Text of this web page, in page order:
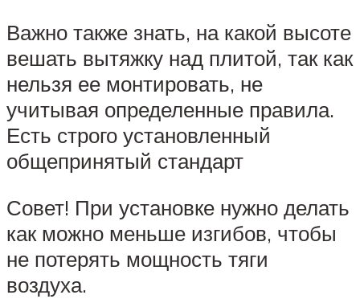
Важно также знать, на какой высоте
вешать вытяжку над плитой, так как
нельзя ее монтировать, не
учитывая определенные правила.
Есть строго установленный
общепринятый стандарт
Совет! При установке нужно делать
как можно меньше изгибов, чтобы
не потерять мощность тяги
воздуха.